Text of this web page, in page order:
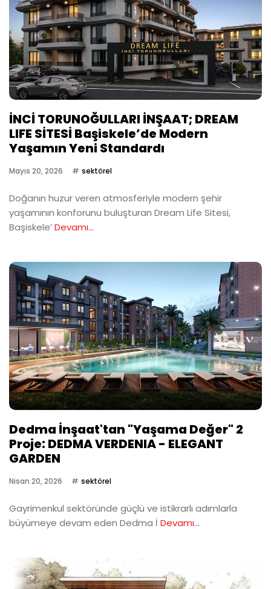
İNCİ TORUNOĞULLARI İNŞAAT; DREAM
LIFE SİTESİ Başiskele’de Modern
Yaşamın Yeni Standardı
Mayıs 20, 2026 sektörel
Doğanın huzur veren atmosferiyle modern şehir
yaşamının konforunu buluşturan Dream Life Sitesi,
Başiskele’Devamı...
Dedma İnşaat'tan "Yaşama Değer" 2
Proje: DEDMA VERDENIA - ELEGANT
GARDEN
Nisan 20, 2026 sektörel
Gayrimenkul sektöründe güçlü ve istikrarlı adımlarla
büyümeye devam eden Dedma İ Devamı...